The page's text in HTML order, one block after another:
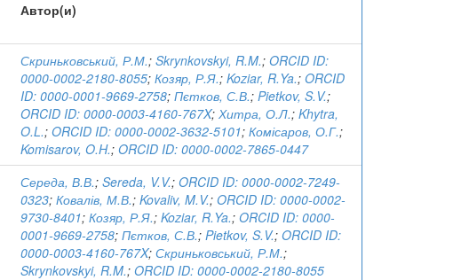
Автор(и)
Скриньковський, Р.М.; Skrynkovskyi, R.M.; ORCID ID:
0000-0002-2180-8055; Козяр, Р.Я.; Koziar, R.Ya.; ORCID
ID: 0000-0001-9669-2758; Пєтков, С.В.; Pietkov, S.V.;
ORCID ID: 0000-0003-4160-767X; Хитра, О.Л.; Khytra,
O.L.; ORCID ID: 0000-0002-3632-5101; Комісаров, О.Г.;
Komisarov, O.H.; ORCID ID: 0000-0002-7865-0447
Середа, В.В.; Sereda, V.V.; ORCID ID: 0000-0002-7249-
0323; Ковалів, М.В.; Kovaliv, M.V.; ORCID ID: 0000-0002-
9730-8401; Козяр, Р.Я.; Koziar, R.Ya.; ORCID ID: 0000-
0001-9669-2758; Пєтков, С.В.; Pietkov, S.V.; ORCID ID:
0000-0003-4160-767X; Скриньковський, Р.М.;
Skrynkovskyi, R.M.; ORCID ID: 0000-0002-2180-8055